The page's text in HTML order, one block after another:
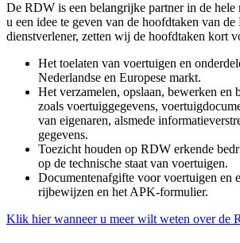
De RDW is een belangrijke partner in de
u een idee te geven van de hoofdtaken van
dienstverlener, zetten wij de hoofdtaken kort
Het toelaten van voertuigen en
Nederlandse en Europese markt.
Het verzamelen, opslaan, bewerken en
zoals voertuiggegevens,
van eigenaren, alsmede
gegevens.
Toezicht houden op RDW erkende
op de technische staat van voertuigen.
Documentenafgifte voor voertuigen en
rijbewijzen en het APK-formulier.
Klik hier wanneer u meer wilt weten over de